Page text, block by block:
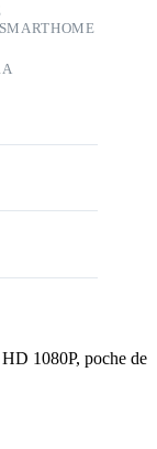
SMARTHOME
1080P, poche de